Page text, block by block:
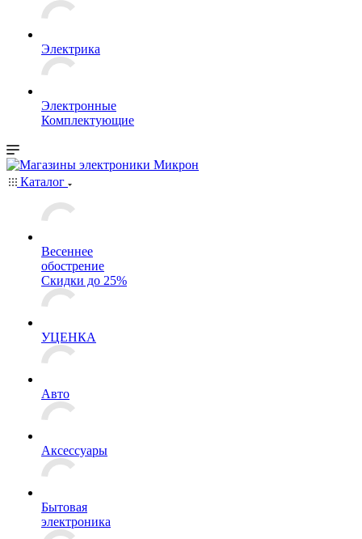
Электрика
Электронные
Комплектующие
Каталог
Весеннее
обострение
Скидки до 25%
УЦЕНКА
Авто
Аксессуары
Бытовая
электроника